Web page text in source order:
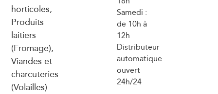
horticoles,
Produits
laitiers
(Fromage),
Viandes et
charcuteries
(Volailles)
Samedi :
de 10h à
12h
Distributeur
automatique
ouvert
24h/24